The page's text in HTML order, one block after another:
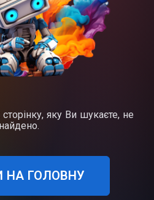
яку Ви шукаєте, не
НА ГОЛОВНУ